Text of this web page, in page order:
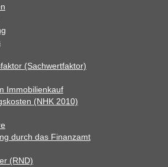
(Sachwertfaktor)
Immobilienkauf
(NHK 2010)
durch das Finanzamt
(RND)